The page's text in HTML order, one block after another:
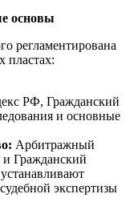
основы
регламентирована
пластах:
РФ, Гражданский
и основные
Арбитражный
Гражданский
экспертизы